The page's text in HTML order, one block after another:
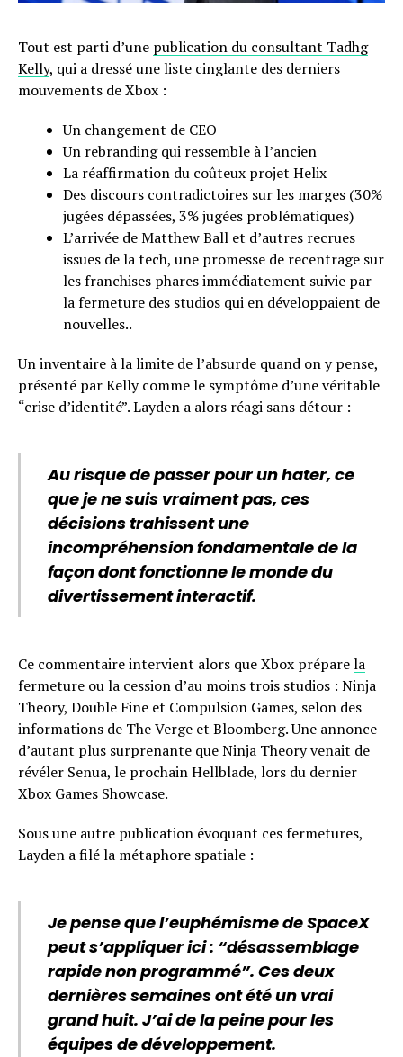
Tout est parti d’une publication du consultant Tadhg
Kelly, qui a dressé une liste cinglante des derniers
mouvements de Xbox :
Un changement de CEO
Un rebranding qui ressemble à l’ancien
La réaffirmation du coûteux projet Helix
Des discours contradictoires sur les marges (30%
jugées dépassées, 3% jugées problématiques)
L’arrivée de Matthew Ball et d’autres recrues
issues de la tech, une promesse de recentrage sur
les franchises phares immédiatement suivie par
la fermeture des studios qui en développaient de
nouvelles..
Un inventaire à la limite de l’absurde quand on y pense,
présenté par Kelly comme le symptôme d’une véritable
“crise d’identité”. Layden a alors réagi sans détour :
Au risque de passer pour un hater, ce
que je ne suis vraiment pas, ces
décisions trahissent une
incompréhension fondamentale de la
façon dont fonctionne le monde du
divertissement interactif.
Ce commentaire intervient alors que Xbox préparela
fermeture ou la cession d’au moins trois studios : Ninja
Theory, Double Fine et Compulsion Games, selon des
informations de The Verge et Bloomberg. Une annonce
d’autant plus surprenante que Ninja Theory venait de
révéler Senua, le prochain Hellblade, lors du dernier
Xbox Games Showcase.
Sous une autre publication évoquant ces fermetures,
Layden a filé la métaphore spatiale :
Je pense que l’euphémisme de SpaceX
peut s’appliquer ici : “désassemblage
rapide non programmé”. Ces deux
dernières semaines ont été un vrai
grand huit. J’ai de la peine pour les
équipes de développement.